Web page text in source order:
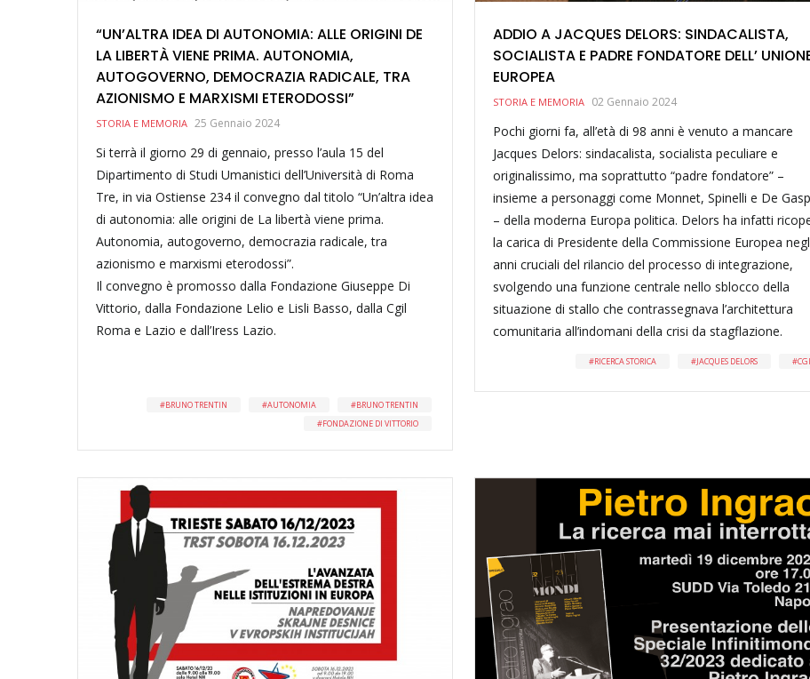
“UN’ALTRA IDEA DI AUTONOMIA: ALLE ORIGINI DE
LA LIBERTÀ VIENE PRIMA. AUTONOMIA,
AUTOGOVERNO, DEMOCRAZIA RADICALE, TRA
AZIONISMO E MARXISMI ETERODOSSI”
STORIA E MEMORIA 25 Gennaio 2024
Si terrà il giorno 29 di gennaio, presso l’aula 15 del
Dipartimento di Studi Umanistici dell’Università di Roma
Tre, in via Ostiense 234 il convegno dal titolo “Un’altra idea
di autonomia: alle origini de La libertà viene prima.
Autonomia, autogoverno, democrazia radicale, tra
azionismo e marxismi eterodossi”.
Il convegno è promosso dalla Fondazione Giuseppe Di
Vittorio, dalla Fondazione Lelio e Lisli Basso, dalla Cgil
Roma e Lazio e dall’Iress Lazio.
BRUNO TRENTIN AUTONOMIA
BRUNO TRENTIN
FONDAZIONE DI VITTORIO
ADDIO A JACQUES DELORS: SINDACALISTA,
SOCIALISTA E PADRE FONDATORE DELL’
EUROPEA
STORIA E MEMORIA 02 Gennaio 2024
Pochi giorni fa, all’età di 98 anni è venuto a mancare
Jacques Delors: sindacalista, socialista peculiare e
originalissimo, ma soprattutto “padre fondatore” –
insieme a personaggi come Monnet, Spinelli e De
– della moderna Europa politica. Delors ha infatti
la carica di Presidente della Commissione Europea
anni cruciali del rilancio del processo di integrazione,
svolgendo una funzione centrale nello sblocco della
situazione di stallo che contrassegnava l’architettura
comunitaria all’indomani della crisi da stagflazione.
RICERCA STORICA JACQUES DELORS